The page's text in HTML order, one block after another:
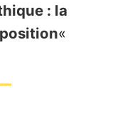
: la
«